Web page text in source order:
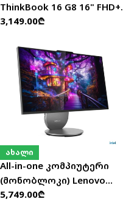
ThinkBook 16 G8 16" FHD+
(Ultra 9-185H/16GB/512GB
ჩვეულებრივი
3,149.00₾
ახალი
All-in-one კომპიუტერი
(მონობლოკი) Lenovo
YOGA AIO 27IAH10 27" QHD
ჩვეულებრივი
5,749.00₾